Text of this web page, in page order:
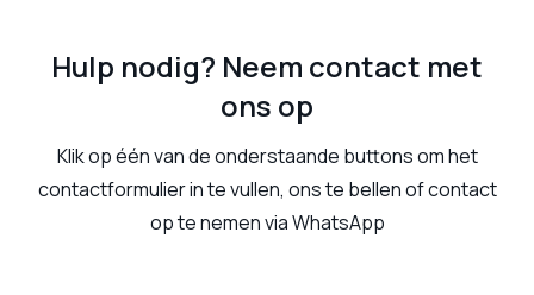
Hulp nodig? Neem contact met
ons op
Klik op één van de onderstaande buttons om het
contactformulier in te vullen, ons te bellen of contact
op te nemen via WhatsApp